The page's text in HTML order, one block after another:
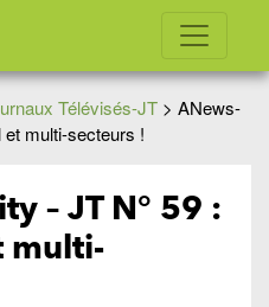
Télévisés-JT > ANews-
et multi-secteurs !
– JT N° 59 :
multi-